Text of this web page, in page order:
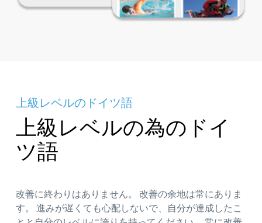
上級レベルのドイツ語
上級レベルの為のドイ
ツ語
改善に終わりはありません。 改善の余地は常にありま
す。 進みが遅くても心配しないで、自分が達成したこ